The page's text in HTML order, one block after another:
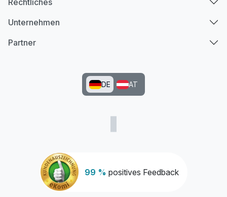
99 % positives Feedback
Unternehmen
Partner
DE AT